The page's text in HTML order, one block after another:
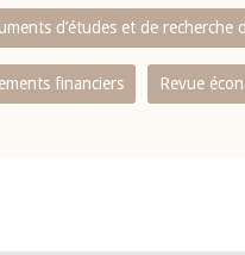
d’études et de recherche
financiers Revue